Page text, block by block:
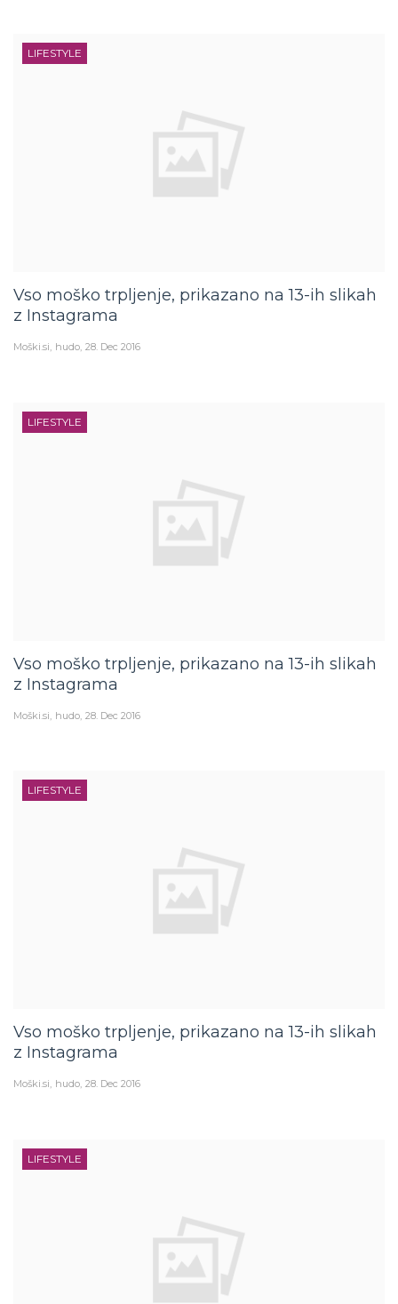
LIFESTYLE
Vso moško trpljenje, prikazano na 13-ih slikah
z Instagrama
Moški.si hudo 28. Dec 2016
LIFESTYLE
Vso moško trpljenje, prikazano na 13-ih slikah
z Instagrama
Moški.si hudo 28. Dec 2016
LIFESTYLE
Vso moško trpljenje, prikazano na 13-ih slikah
z Instagrama
Moški.si hudo 28. Dec 2016
LIFESTYLE